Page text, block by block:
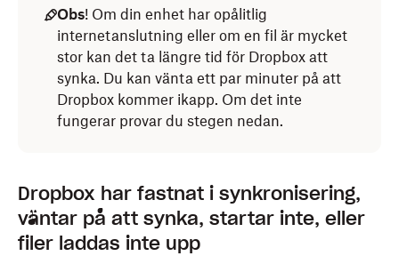
Obs! Om din enhet har opålitlig
internetanslutning eller om en fil är mycket
stor kan det ta längre tid för Dropbox att
synka. Du kan vänta ett par minuter på att
Dropbox kommer ikapp. Om det inte
fungerar provar du stegen nedan.
Dropbox har fastnat i synkronisering,
väntar på att synka, startar inte, eller
filer laddas inte upp